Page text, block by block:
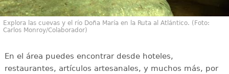
Explora las cuevas y el río Doña María en la Ruta al Atlántico. (Foto:
Carlos Monroy/Colaborador)
En el área puedes encontrar desde hoteles,
restaurantes, artículos artesanales, y muchos más, por